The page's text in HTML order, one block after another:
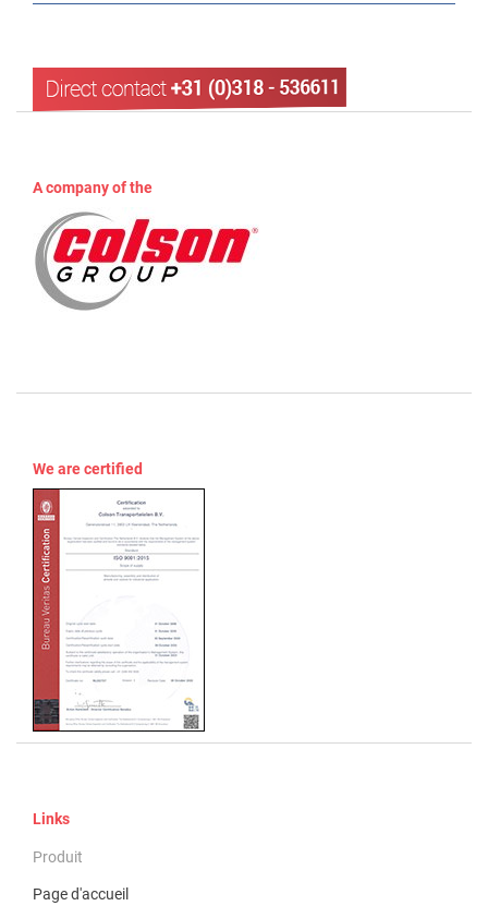
A company of the
We are certified
Links
Produit
Page d'accueil